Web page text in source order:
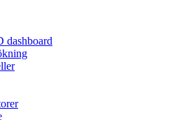
dashboard